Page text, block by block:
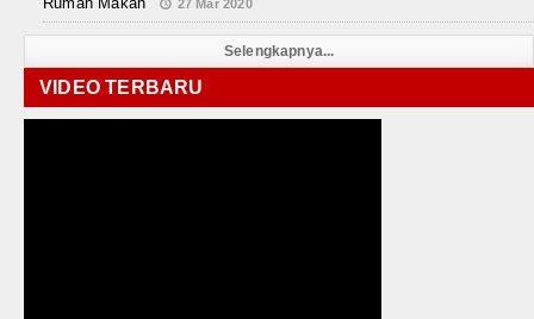
27 Mar 2020
Selengkapnya...
VIDEO TERBARU